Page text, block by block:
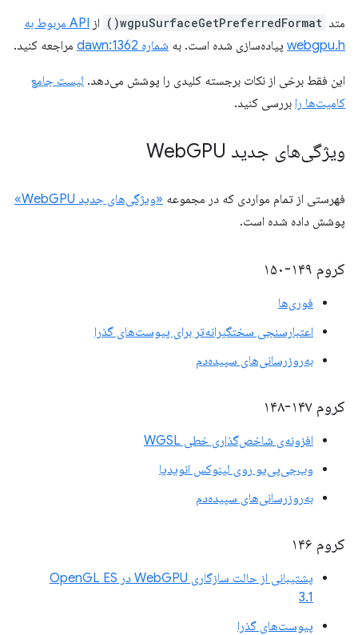
متد wgpuSurfaceGetPreferredFormat() از
API مربوط به
webgpu.h پیاده‌سازی شده است. به شماره dawn:1362 مراجعه کنید.
این فقط برخی از نکات برجسته کلیدی را پوشش می‌دهد. لیست جامع
کامیت‌ها را بررسی کنید.
ویژگی‌های جدید Web GPU
فهرستی از تمام مواردی که در مجموعه «ویژگی‌های جدید WebGPU»
پوشش داده شده است.
کروم ۱۴۹-۱۵۰
فوری‌ها
اعتبارسنجی سختگیرانه‌تر برای پیوست‌های گذرا
به‌روزرسانی‌های سپیده‌دم
کروم ۱۴۷-۱۴۸
افزونه‌ی شاخص‌گذاری خطی WGSL
وب‌جی‌پی‌یو روی لینوکس انویدیا
به‌روزرسانی‌های سپیده‌دم
کروم ۱۴۶
پشتیبانی از حالت سازگاری WebGPU در OpenGL ES
3.1
پیوست‌های گذرا